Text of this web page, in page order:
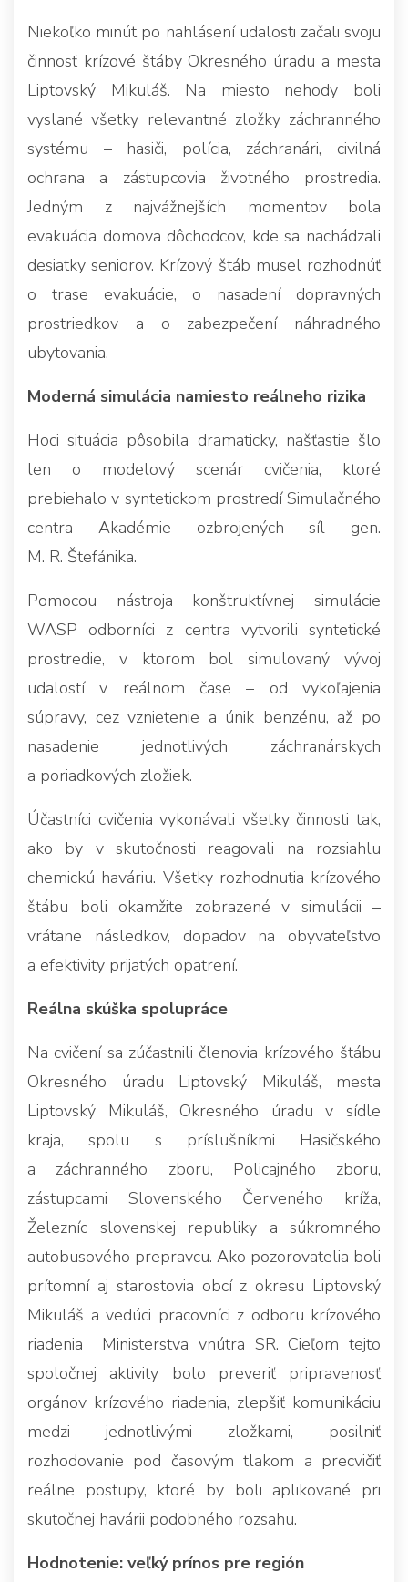
Niekoľko minút po nahlásení udalosti začali svoju
činnosť krízové štáby Okresného úradu a mesta
Liptovský Mikuláš. Na miesto nehody boli
vyslané všetky relevantné zložky záchranného
systému – hasiči, polícia, záchranári, civilná
ochrana a zástupcovia životného prostredia.
Jedným z najvážnejších momentov bola
evakuácia domova dôchodcov, kde sa nachádzali
desiatky seniorov. Krízový štáb musel rozhodnúť
o trase evakuácie, o nasadení dopravných
prostriedkov a o zabezpečení náhradného
ubytovania.
Moderná simulácia namiesto reálneho rizika
Hoci situácia pôsobila dramaticky, našťastie šlo
len o modelový scenár cvičenia, ktoré
prebiehalo v syntetickom prostredí Simulačného
centra Akadémie ozbrojených síl gen.
M. R. Štefánika.
Pomocou nástroja konštruktívnej simulácie
WASP odborníci z centra vytvorili syntetické
prostredie, v ktorom bol simulovaný vývoj
udalostí v reálnom čase – od vykoľajenia
súpravy, cez vznietenie a únik benzénu, až po
nasadenie jednotlivých záchranárskych
a poriadkových zložiek.
Účastníci cvičenia vykonávali všetky činnosti tak,
ako by v skutočnosti reagovali na rozsiahlu
chemickú haváriu. Všetky rozhodnutia krízového
štábu boli okamžite zobrazené v simulácii –
vrátane následkov, dopadov na obyvateľstvo
a efektivity prijatých opatrení.
Reálna skúška spolupráce
Na cvičení sa zúčastnili členovia krízového štábu
Okresného úradu Liptovský Mikuláš, mesta
Liptovský Mikuláš, Okresného úradu v sídle
kraja, spolu s príslušníkmi Hasičského
a záchranného zboru, Policajného zboru,
zástupcami Slovenského Červeného kríža,
Železníc slovenskej republiky a súkromného
autobusového prepravcu. Ako pozorovatelia boli
prítomní aj starostovia obcí z okresu Liptovský
Mikuláš a vedúci pracovníci z odboru krízového
riadenia Ministerstva vnútra SR. Cieľom tejto
spoločnej aktivity bolo preveriť pripravenosť
orgánov krízového riadenia, zlepšiť komunikáciu
medzi jednotlivými zložkami, posilniť
rozhodovanie pod časovým tlakom a precvičiť
reálne postupy, ktoré by boli aplikované pri
skutočnej havárii podobného rozsahu.
Hodnotenie: veľký prínos pre región